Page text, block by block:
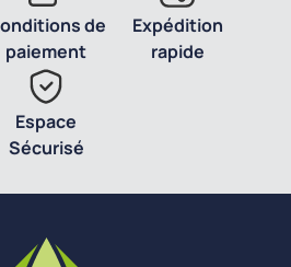
de
paiement
Expédition
rapide
Espace
Sécurisé